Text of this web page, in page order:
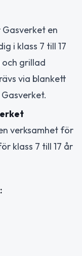
en
i klass 7 till 17
och grillad
via blankett
verksamhet för
klass 7 till 17 år